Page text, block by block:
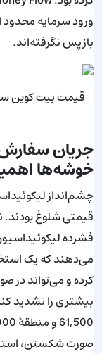
ورود سرمایه محدود
بازپس نگرفته‌اند.
قیمت بیت کوین
جریان
خوشه‌ها
چشم‌انداز
می‌دهند که یک
کرده و می‌تواند در
بیشتری را تشدید
صورت شکستن،